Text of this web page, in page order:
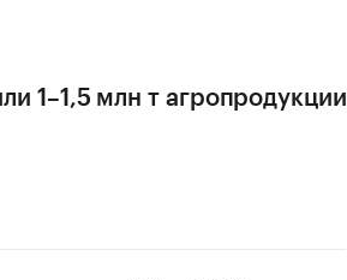
1–1,5 млн т агропродукции